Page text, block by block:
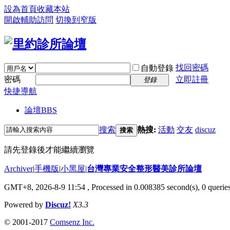
設為首頁收藏本站
開啟輔助訪問 切換到窄版
自動登錄 找回密碼
密碼
登錄
立即註冊
快捷導航
論壇BBS
搜索 搜索 熱搜: 活動 交友 discuz
請先登錄後才能繼續瀏覽
Archiver|手機版|小黑屋|台灣專業安全整形醫美診所論壇
GMT+8, 2026-8-9 11:54 , Processed in 0.008385 second(s), 0
Powered by Discuz! X3.3
© 2001-2017 Comsenz Inc.